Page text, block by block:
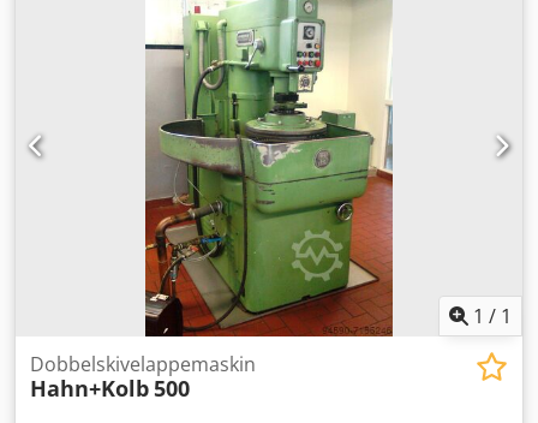
20 stk Matinger: ca. 30 m/min Hurtigløp: ca. 30 m/min
Elektrisk tilkobling: 380 V, ca. 15 kVA kW Plassbehov: 2300 x
2100 x 2650 mm Vekt: 4000 kg
1 / 1
Dobbelskivelappemaskin
Hahn+Kolb500